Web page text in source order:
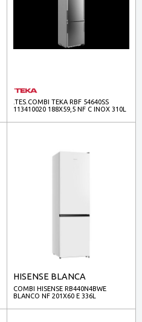
.TES.COMBI TEKA RBF 54640SS
113410020 188X59,5 NF C INOX 310L
HISENSE BLANCA
COMBI HISENSE RB440N4BWE
BLANCO NF 201X60 E 336L